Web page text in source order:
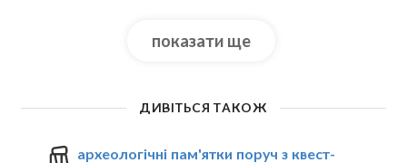
показати ще
ДИВІТЬСЯ ТАКОЖ
археологічні пам'ятки поруч з квест-